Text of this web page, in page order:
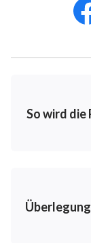
Als
Zuerst die
Genau
gesagt, wie
falsche
und Wunder
So wird die